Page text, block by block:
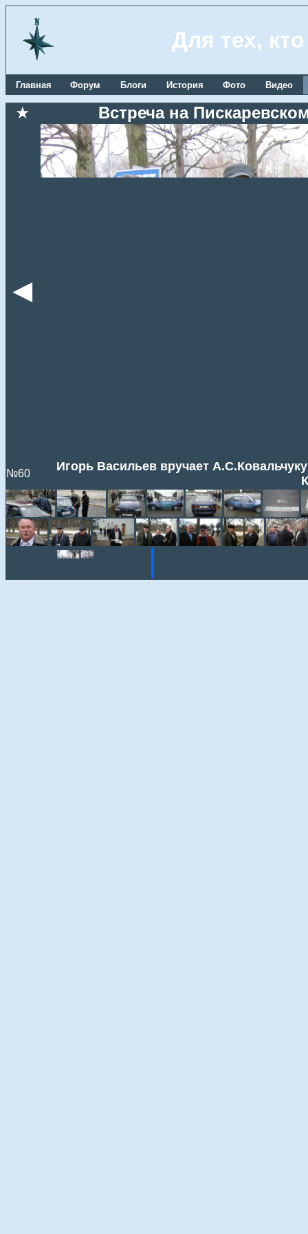
Для тех,
Главная Форум Блоги История Фото Видео
★ Встреча на
◄
№60
Игорь Васильев вручает